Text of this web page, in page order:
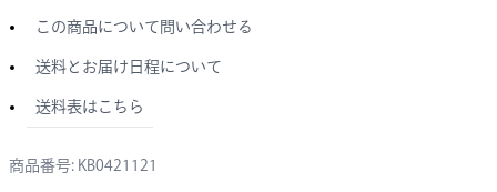
この商品について問い合わせる
送料とお届け日程について
送料表はこちら
商品番号: KB0421121